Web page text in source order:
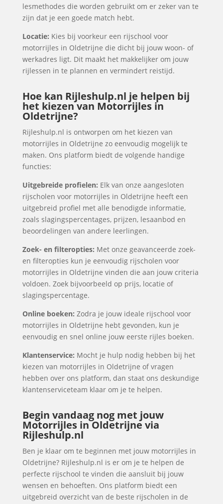
lesmethodes die worden gebruikt om er zeker van te
zijn dat je een goede match hebt.
Locatie: Kies bij voorkeur een rijschool voor
motorrijles in Oldetrijne die dicht bij jouw woon- of
werkadres ligt. Dit maakt het makkelijker om jouw
rijlessen in te plannen en vermindert reistijd.
Hoe kan Rijleshulp.nl je helpen bij
het kiezen van Motorrijles in
Oldetrijne?
Rijleshulp.nl is ontworpen om het kiezen van
motorrijles in Oldetrijne zo eenvoudig mogelijk te
maken. Ons platform biedt de volgende handige
functies:
Uitgebreide profielen: Elk van onze aangesloten
rijscholen voor motorrijles in Oldetrijne heeft een
uitgebreid profiel met alle benodigde informatie,
zoals slagingspercentages, prijzen, lesaanbod en
beoordelingen van andere leerlingen.
Zoek- en filteropties: Met onze geavanceerde zoek-
en filteropties kun je eenvoudig rijscholen voor
motorrijles in Oldetrijne vinden die aan jouw criteria
voldoen. Zoek bijvoorbeeld op prijs, locatie of
slagingspercentage.
Online boeken: Zodra je jouw ideale rijschool voor
motorrijles in Oldetrijne hebt gevonden, kun je
eenvoudig en snel online jouw eerste rijles boeken.
Klantenservice: Mocht je hulp nodig hebben bij het
kiezen van motorrijles in Oldetrijne of vragen
hebben over ons platform, dan staat ons deskundige
klantenserviceteam klaar om je te helpen.
Begin vandaag nog met jouw
Motorrijles in Oldetrijne via
Rijleshulp.nl
Ben je klaar om te beginnen met jouw motorrijles in
Oldetrijne? Rijleshulp.nl is er om je te helpen de
perfecte rijschool te vinden die aansluit bij jouw
wensen en behoeften. Ons platform biedt een
uitgebreid overzicht van de beste rijscholen in de